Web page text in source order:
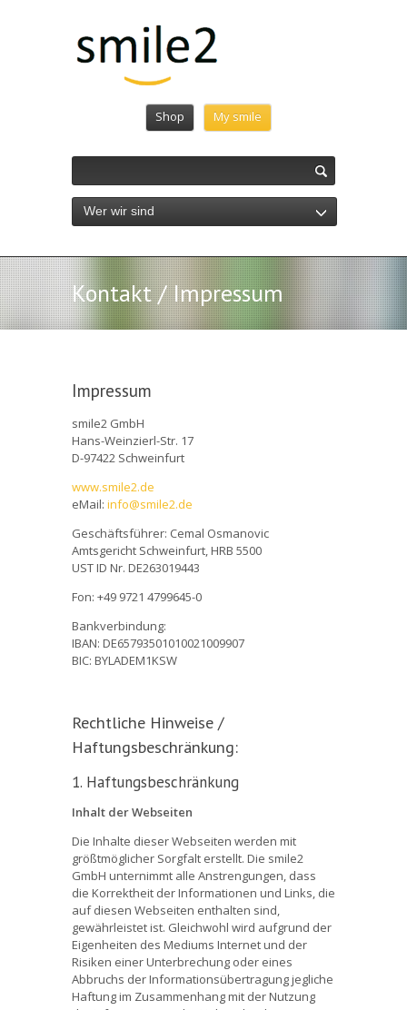
Shop My smile
Wer wir sind
Kontakt / Impressum
Impressum
smile2 GmbH
Hans-Weinzierl-Str. 17
D-97422 Schweinfurt
www.smile2.de
eMail: info@smile2.de
Geschäftsführer: Cemal Osmanovic
Amtsgericht Schweinfurt, HRB 5500
UST ID Nr. DE263019443
Fon: +49 9721 4799645-0
Bankverbindung:
IBAN: DE65793501010021009907
BIC: BYLADEM1KSW
Rechtliche Hinweise /
Haftungsbeschränkung:
1. Haftungsbeschränkung
Inhalt der Webseiten
Die Inhalte dieser Webseiten werden mit
größtmöglicher Sorgfalt erstellt. Die smile2
GmbH unternimmt alle Anstrengungen, dass
die Korrektheit der Informationen und Links, die
auf diesen Webseiten enthalten sind,
gewährleistet ist. Gleichwohl wird aufgrund der
Eigenheiten des Mediums Internet und der
Risiken einer Unterbrechung oder eines
Abbruchs der Informationsübertragung jegliche
Haftung im Zusammenhang mit der Nutzung